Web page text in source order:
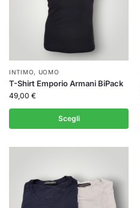
INTIMO, UOMO
T-Shirt Emporio Armani BiPack
49,00 €
Scegli